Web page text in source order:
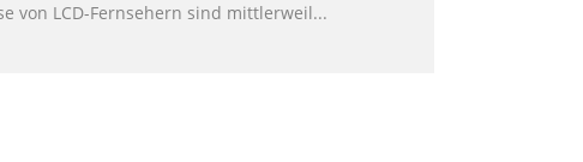
von LCD-Fernsehern sind mittlerweil...